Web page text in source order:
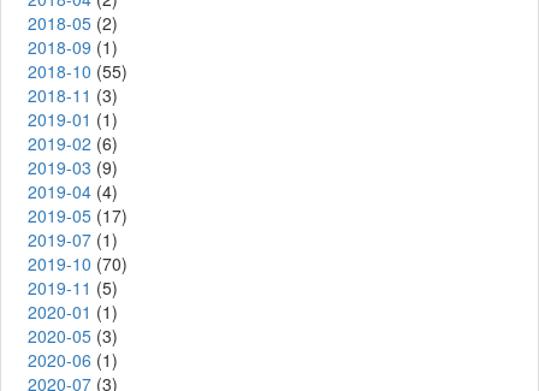
2018-05 (2)
2018-09 (1)
2018-10 (55)
2018-11 (3)
2019-01 (1)
2019-02 (6)
2019-03 (9)
2019-04 (4)
2019-05 (17)
2019-07 (1)
2019-10 (70)
2019-11 (5)
2020-01 (1)
2020-05 (3)
2020-06 (1)
2020-07 (3)